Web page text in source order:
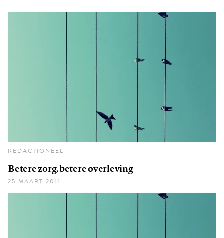
REDACTIONEEL
Betere zorg, betere overleving
25 MAART 2011